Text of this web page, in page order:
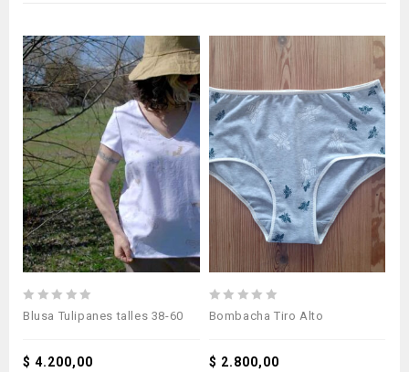
0
5
Blusa Tulipanes talles 38-60
$ 4.200,00
0
5
Bombacha Tiro Alto
$ 2.800,00